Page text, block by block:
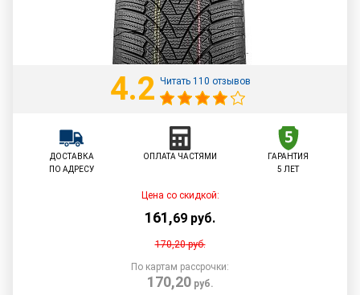
4.2 Читать 110 отзывов
ДОСТАВКА
ПО АДРЕСУ
ОПЛАТА ЧАСТЯМИ
ГАРАНТИЯ
5 ЛЕТ
Цена со скидкой:
161,69 руб.
170,20руб.
По картам рассрочки:
170,20руб.